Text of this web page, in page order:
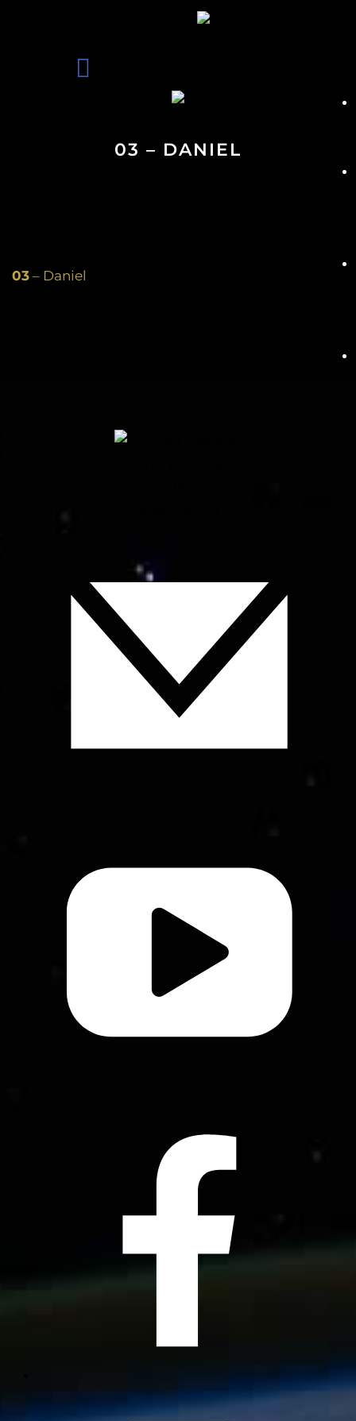
03 – DANIEL
03 – Daniel